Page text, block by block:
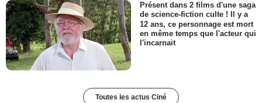
Présent dans 2 films d'une saga
de science-fiction culte ! Il y a
12 ans, ce personnage est mort
en même temps que l'acteur qui
l'incarnait
Toutes les actus Ciné